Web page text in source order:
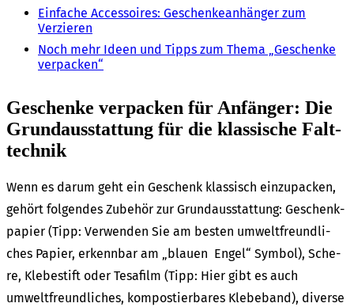
Einfa­che Acces­soires: Geschen­ke­an­hän­ger zum
Verzie­ren
Noch mehr Ideen und Tipps zum Thema „Geschen­ke
verpa­cken“
Geschen­ke verpa­cken für Anfän­ger: Die
Grund­aus­stat­tung für die klas­si­sche Falt­
tech­nik
Wenn es darum geht ein Geschenk klas­sisch einzu­pa­cken,
gehört folgen­des Zube­hör zur Grund­aus­stat­tung: Geschenk­
pa­pier (Tipp: Verwen­den Sie am besten umwelt­freund­li­
ches Papier, erkenn­bar am „blau­en Engel“ Symbol), Sche­
re, Klebe­stift oder Tesa­film (Tipp: Hier gibt es auch
umwelt­freund­li­ches, kompos­tier­ba­res Klebe­band), diver­se